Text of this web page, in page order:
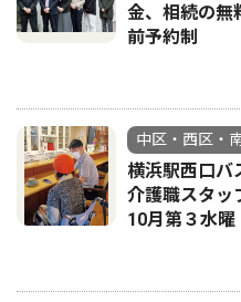
金、相続の
前予約制
中区・西区・
横浜駅西口
介護職スタ
10月第３水